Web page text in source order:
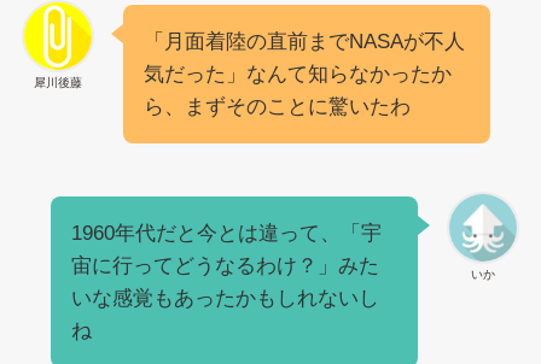
犀川後藤
「月面着陸の直前までNASAが不人
気だった」なんて知らなかったか
ら、まずそのことに驚いたわ
いか
1960年代だと今とは違って、「宇
宙に行ってどうなるわけ？」みた
いな感覚もあったかもしれないし
ね